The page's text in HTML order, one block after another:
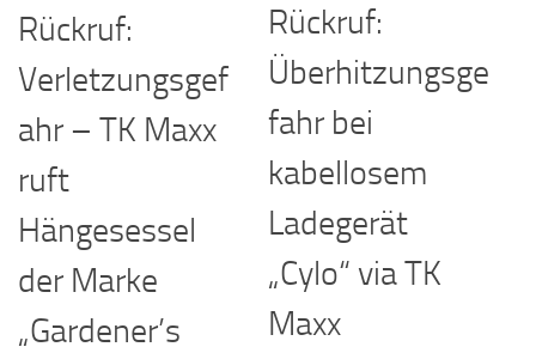
Rückruf:
Verletzungsgef
ahr – TK Maxx
ruft
Hängesessel
der Marke
„Gardener’s
Rückruf:
Überhitzungsge
fahr bei
kabellosem
Ladegerät
„Cylo“ via TK
Maxx